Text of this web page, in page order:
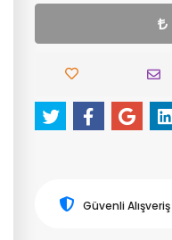
Güvenli Alışveriş